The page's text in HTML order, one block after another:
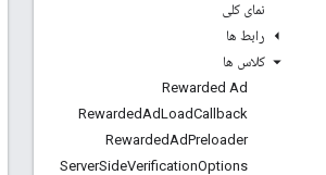
نمای کلی
رابط ها
کلاس ها
Rewarded Ad
RewardedAdLoadCallback
RewardedAdPreloader
ServerSideVerificationOptions